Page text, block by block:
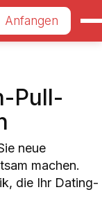
Anfangen
Pull-
neue
machen.
die Ihr Dating-